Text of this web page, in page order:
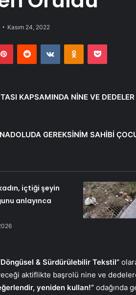
Kasım 24, 2022
PinterestReddit VKontakteOdnoklassniki
Pocket
KAPSAMINDA NİNE VE DEDELER
GEREKSİNİM SAHİBİ
içtiği şeyin
anlayınca
& Sürdürülebilir Tekstil”
aktiflikte başrolü nine ve
yeniden kullan!” odağında